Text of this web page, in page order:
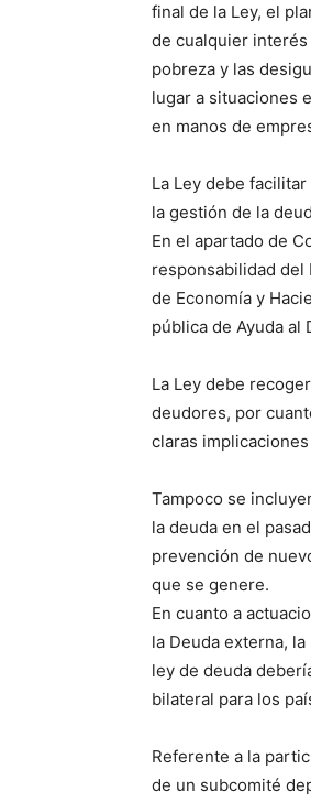
final de la Ley, el
de cualquier
pobreza y las
lugar a situaciones
en manos de
La Ley debe
la gestión de la
En el apartado de
responsabilidad
de Economía y
pública de Ayuda
La Ley debe
deudores, por
claras
Tampoco se
la deuda en el
prevención de
que se genere.
En cuanto a
la Deuda externa,
ley de deuda
bilateral para los
Referente a la
de un subcomité